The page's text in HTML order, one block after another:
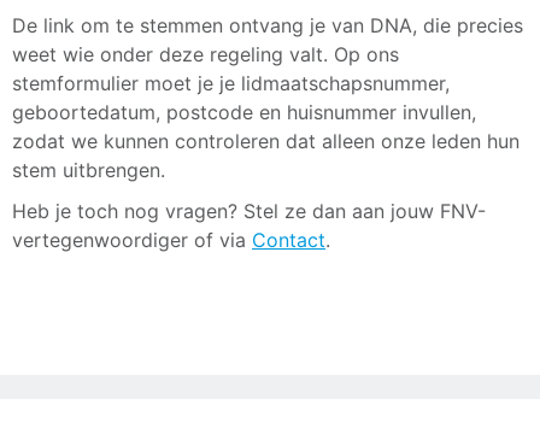
De link om te stemmen ontvang je van DNA, die precies
weet wie onder deze regeling valt. Op ons
stemformulier moet je je lidmaatschapsnummer,
geboortedatum, postcode en huisnummer invullen,
zodat we kunnen controleren dat alleen onze leden hun
stem uitbrengen.
Heb je toch nog vragen? Stel ze dan aan jouw FNV-
vertegenwoordiger of via Contact.